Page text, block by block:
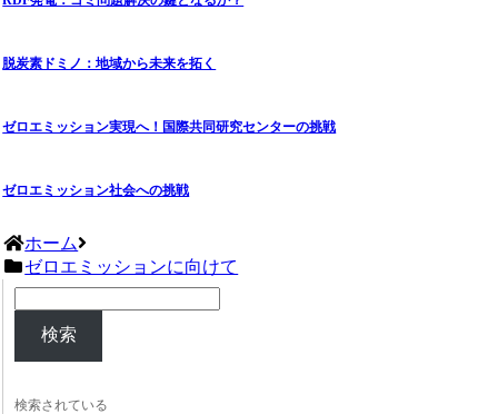
脱炭素ドミノ：地域から未来を拓く
ゼロエミッション実現へ！国際共同研究センターの挑戦
ゼロエミッション社会への挑戦
ホーム
ゼロエミッションに向けて
検索
検索されている